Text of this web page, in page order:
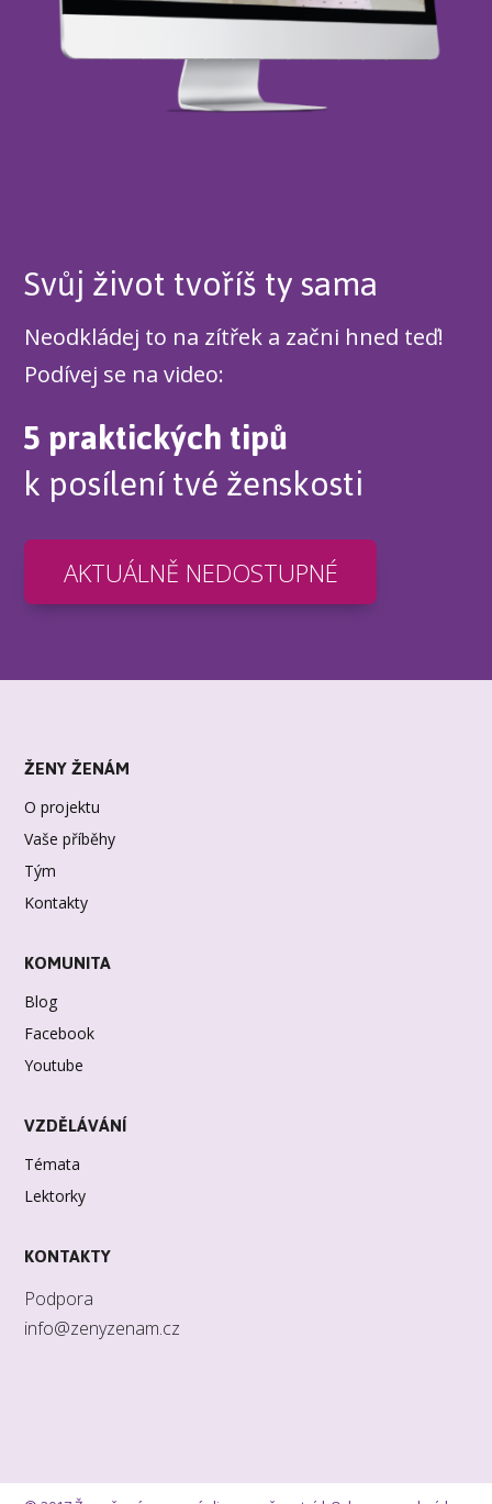
Svůj život tvoříš ty sama
Neodkládej to na zítřek a začni hned teď!
Podívej se na video:
5 praktických tipů
k posílení tvé ženskosti
AKTUÁLNĚ NEDOSTUPNÉ
ŽENY ŽENÁM
O projektu
Vaše příběhy
Tým
Kontakty
KOMUNITA
Blog
Facebook
Youtube
VZDĚLÁVÁNÍ
Témata
Lektorky
KONTAKTY
Podpora
info@zenyzenam.cz